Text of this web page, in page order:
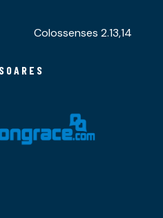
Colossenses 2.13,14